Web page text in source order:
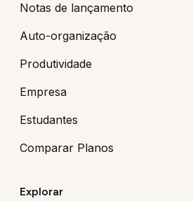
Notas de lançamento
Auto-organização
Produtividade
Empresa
Estudantes
Comparar Planos
Explorar